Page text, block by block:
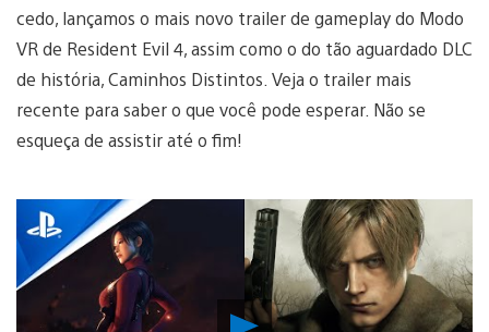
cedo, lançamos o mais novo trailer de gameplay do Modo
VR de Resident Evil 4, assim como o do tão aguardado DLC
de história, Caminhos Distintos. Veja o trailer mais
recente para saber o que você pode esperar. Não se
esqueça de assistir até o fim!
Reproduzir